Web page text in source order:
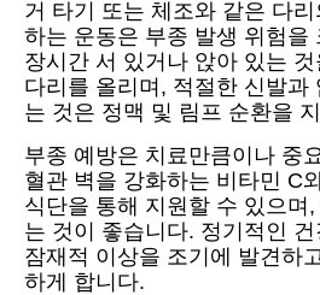
거 타기 또는 체조와 같은 다
하는 운동은 부종 발생 위험을
장시간 서 있거나 앉아 있는
다리를 올리며, 적절한 신발과
는 것은 정맥 및 림프 순환을
부종 예방은 치료만큼이나 중
혈관 벽을 강화하는 비타민 C
식단을 통해 지원할 수 있으며
는 것이 좋습니다. 정기적인
잠재적 이상을 조기에 발견하
하게 합니다.